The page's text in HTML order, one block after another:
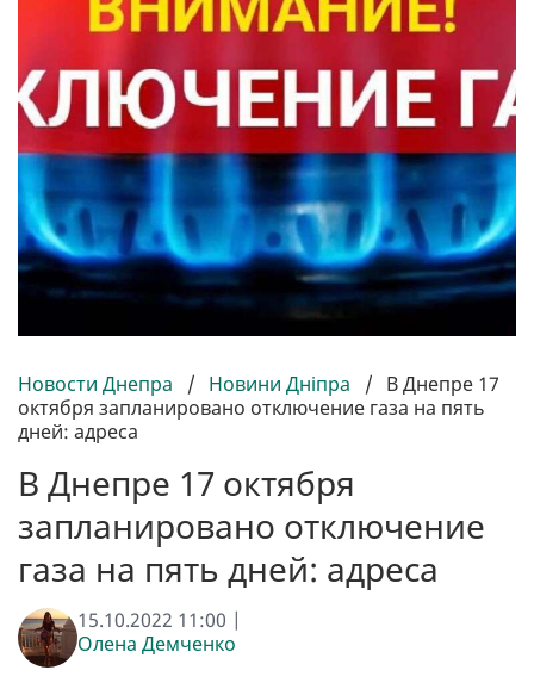
Новости Днепра / Новини Дніпра / В Днепре 17
октября запланировано отключение газа на пять
дней: адреса
В Днепре 17 октября
запланировано отключение
газа на пять дней: адреса
15.10.2022 11:00 |
Олена Демченко